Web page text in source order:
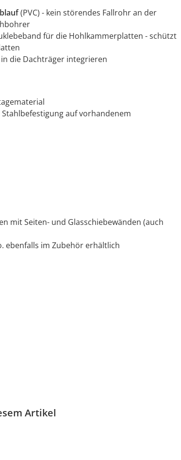
(PVC) - kein störendes Fallrohr an der
für die Hohlkammerplatten - schützt
die Dachträger integrieren
auf vorhandenem
mit Seiten- und Glasschiebewänden (auch
ebenfalls im Zubehör erhältlich
Artikel